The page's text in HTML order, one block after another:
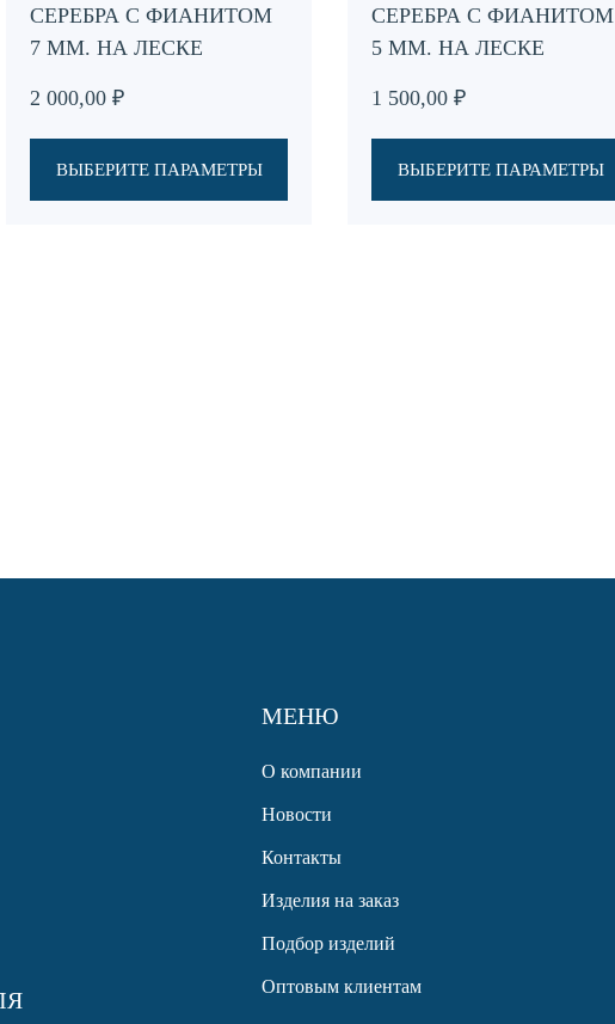
СЕРЕБРА С ФИАНИТОМ
7 ММ. НА ЛЕСКЕ
2 000,00 ₽
ВЫБЕРИТЕ ПАРАМЕТРЫ
можно
выбрать
странице
товара.
СЕРЕБРА С ФИАНИТОМ
5 ММ. НА ЛЕСКЕ
1 500,00 ₽
ВЫБЕРИТЕ ПАРАМЕТРЫ
можно
выбрать
странице
товара.
МЕНЮ
О компании
Новости
Контакты
Изделия на заказ
Подбор изделий
Оптовым клиентам